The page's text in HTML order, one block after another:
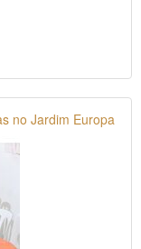
no Jardim Europa